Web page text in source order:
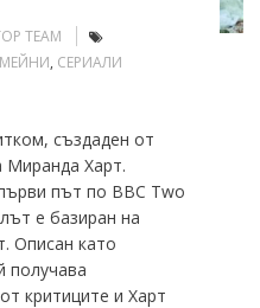
TEAM
, СЕРИАЛИ
създаден от
Миранда Харт.
път по BBC Two
е базиран на
Описан като
получава
критиците и Харт